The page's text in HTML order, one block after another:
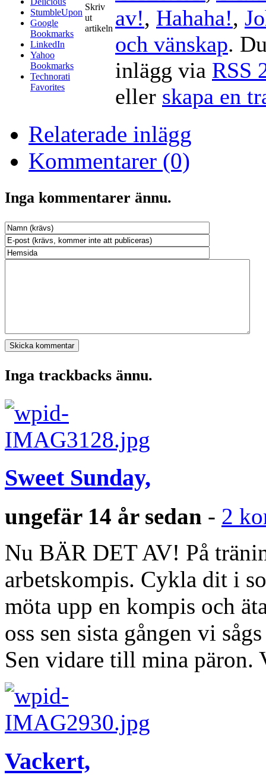
StumbleUpon
Google
Bookmarks
LinkedIn
Yahoo
Bookmarks
Technorati
Favorites
Skriv
ut
artikeln av!, Hahaha!,
och vänskap.
inlägg via RSS
eller skapa en
Relaterade inlägg
Kommentarer (0)
Inga kommentarer ännu.
Inga trackbacks ännu.
Sweet Sunday,
ungefär 14 år sedan - 2
Nu BÄR DET AV! På
arbetskompis. Cykla dit i
möta upp en kompis och
oss sen sista gången vi
Sen vidare till mina päron.
Vackert,